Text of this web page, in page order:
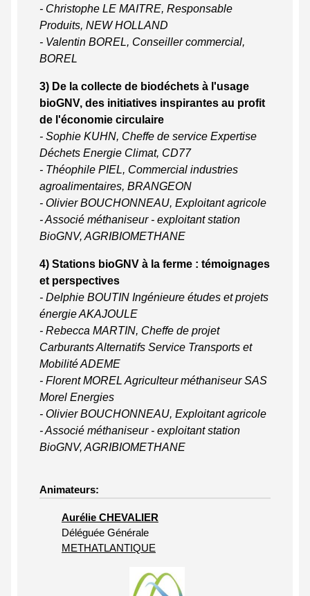
- Christophe LE MAITRE, Responsable
Produits, NEW HOLLAND
- Valentin BOREL, Conseiller commercial,
BOREL
3) De la collecte de biodéchets à l'usage
bioGNV, des initiatives inspirantes au profit
de l'économie circulaire
- Sophie KUHN, Cheffe de service Expertise
Déchets Energie Climat, CD77
- Théophile PIEL, Commercial industries
agroalimentaires, BRANGEON
- Olivier BOUCHONNEAU, Exploitant agricole
- Associé méthaniseur - exploitant station
BioGNV, AGRIBIOMETHANE
4) Stations bioGNV à la ferme : témoignages
et perspectives
- Delphie BOUTIN Ingénieure études et projets
énergie AKAJOULE
- Rebecca MARTIN, Cheffe de projet
Carburants Alternatifs Service Transports et
Mobilité ADEME
- Florent MOREL Agriculteur méthaniseur SAS
Morel Energies
- Olivier BOUCHONNEAU, Exploitant agricole
- Associé méthaniseur - exploitant station
BioGNV, AGRIBIOMETHANE
Animateurs:
Aurélie CHEVALIER
Déléguée Générale
METHATLANTIQUE